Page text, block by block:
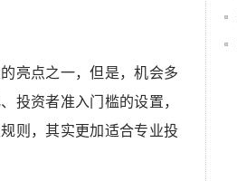
亮点之一，但是，机会多
投资者准入门槛的设置，
则，其实更加适合专业投